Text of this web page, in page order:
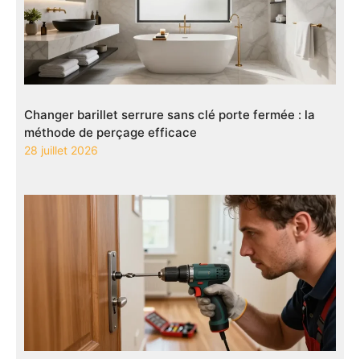
Changer barillet serrure sans clé porte fermée : la
méthode de perçage efficace
28 juillet 2026